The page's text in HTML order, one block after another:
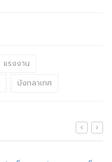
แรงงาน
บังกลาเทศ